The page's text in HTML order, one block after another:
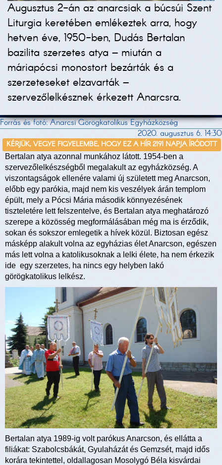
Augusztus 2-án az anarcsiak a búcsúi Szent
Liturgia keretében emlékeztek arra, hogy
hetven éve, 1950-ben, Dudás Bertalan
bazilita szerzetes atya – miután a
máriapócsi monostort bezárták és a
szerzeteseket elzavarták –
szervezőlelkésznek érkezett Anarcsra.
Forrás és fotó: Anarcsi Görögkatolikus Egyházközség
2020. augusztus 6. 14:30
KÉRJÜK, VEGYE FIGYELEMBE, HOGY EZ A HÍR 2191 NAPJA ÍRÓDOTT
Bertalan atya azonnal munkához látott. 1954-ben a
szervezőlelkészségből megalakult az egyházközség. A
viszontagságok ellenére valami új született meg Anarcson,
előbb egy parókia, majd nem kis veszélyek árán templom
épült, mely a Pócsi Mária második könnyezésének
tiszteletére lett felszentelve, és Bertalan atya meghatározó
szerepe a közösség megformálásában még ma is érződik,
sokan és sokszor emlegetik a hívek közül. Biztosan egész
másképp alakult volna az egyházias élet Anarcson, egészen
más lett volna a katolikusoknak a lelki élete, ha nem érkezik
ide egy szerzetes, ha nincs egy helyben lakó
görögkatolikus lelkész.
Bertalan atya 1989-ig volt parókus Anarcson, és ellátta a
filiákat: Szabolcsbákát, Gyulaházát és Gemzsét, majd idős
korára tekintettel, oldallagosan Mosolygó Béla kisvárdai